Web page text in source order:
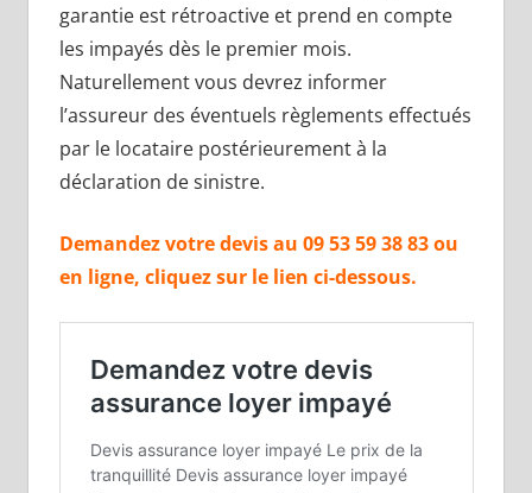
garantie est rétroactive et prend en compte
les impayés dès le premier mois.
Naturellement vous devrez informer
l’assureur des éventuels règlements effectués
par le locataire postérieurement à la
déclaration de sinistre.
Demandez votre devis au 09 53 59 38 83 ou
en ligne, cliquez sur le lien ci-dessous.